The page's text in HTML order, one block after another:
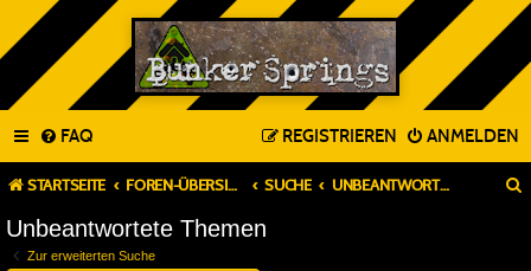
FAQ ANMELDEN
REGISTRIEREN
STARTSEITE FOREN-ÜBERSICHT SUCHE UNBEANTWORTETE THEMEN
Unbeantwortete Themen
Zur erweiterten Suche